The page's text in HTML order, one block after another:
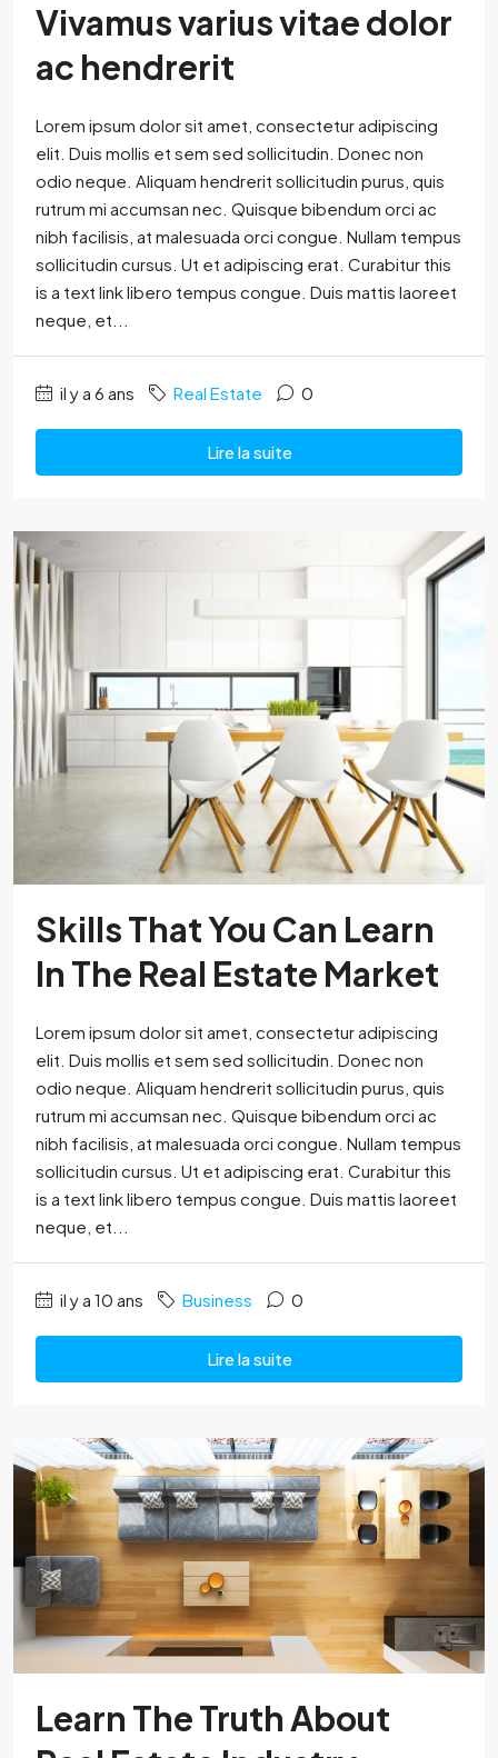
Vivamus varius vitae dolor
ac hendrerit
Lorem ipsum dolor sit amet, consectetur adipiscing
elit. Duis mollis et sem sed sollicitudin. Donec non
odio neque. Aliquam hendrerit sollicitudin purus, quis
rutrum mi accumsan nec. Quisque bibendum orci ac
nibh facilisis, at malesuada orci congue. Nullam tempus
sollicitudin cursus. Ut et adipiscing erat. Curabitur this
is a text link libero tempus congue. Duis mattis laoreet
neque, et...
il y a 6 ans Real Estate 0
Lire la suite
Skills That You Can Learn
In The Real Estate Market
Lorem ipsum dolor sit amet, consectetur adipiscing
elit. Duis mollis et sem sed sollicitudin. Donec non
odio neque. Aliquam hendrerit sollicitudin purus, quis
rutrum mi accumsan nec. Quisque bibendum orci ac
nibh facilisis, at malesuada orci congue. Nullam tempus
sollicitudin cursus. Ut et adipiscing erat. Curabitur this
is a text link libero tempus congue. Duis mattis laoreet
neque, et...
il y a 10 ans Business 0
Lire la suite
Learn The Truth About